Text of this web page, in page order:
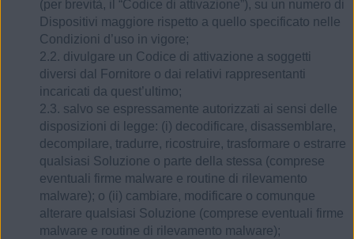
(per brevità, il “Codice di attivazione”), su un numero di
Dispositivi maggiore rispetto a quello specificato nelle
Condizioni d’uso in vigore;
2.2. divulgare un Codice di attivazione a soggetti
diversi dal Fornitore o dai relativi rappresentanti
incaricati da quest’ultimo;
2.3. salvo se espressamente autorizzati ai sensi delle
disposizioni di legge: (i) decodificare, disassemblare,
decompilare, tradurre, ricostruire, trasformare o estrarre
qualsiasi Soluzione o parte della stessa (comprese
eventuali firme malware e routine di rilevamento
malware); o (ii) cambiare, modificare o comunque
alterare qualsiasi Soluzione (comprese eventuali firme
malware e routine di rilevamento malware);